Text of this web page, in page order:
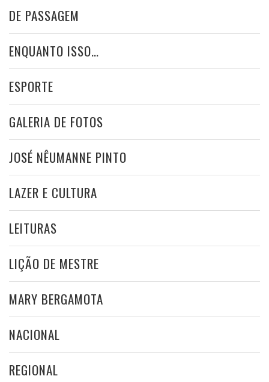
DE PASSAGEM
ENQUANTO ISSO…
ESPORTE
GALERIA DE FOTOS
JOSÉ NÊUMANNE PINTO
LAZER E CULTURA
LEITURAS
LIÇÃO DE MESTRE
MARY BERGAMOTA
NACIONAL
REGIONAL